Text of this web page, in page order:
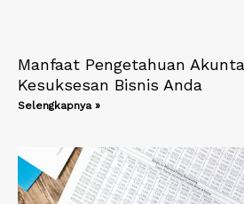
Manfaat Pengetahuan
Kesuksesan Bisnis Anda
Selengkapnya »